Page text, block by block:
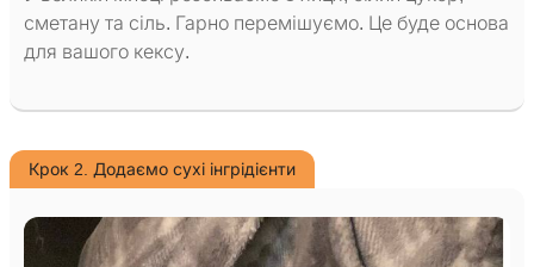
сметану та сіль. Гарно перемішуємо. Це буде основа
для вашого кексу.
Крок 2. Додаємо сухі інгрідієнти